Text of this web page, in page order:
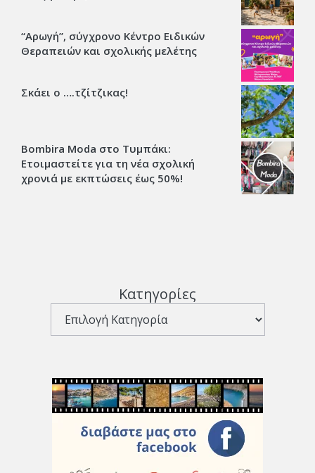
“Αρωγή”, σύγχρονο Κέντρο Ειδικών
Θεραπειών και σχολικής μελέτης
Σκάει ο ….τζίτζικας!
Bombira Moda στο Τυμπάκι:
Ετοιμαστείτε για τη νέα σχολική
χρονιά με εκπτώσεις έως 50%!
Κατηγορίες